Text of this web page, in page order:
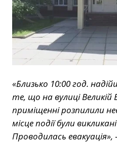
«Близько 10:00 год.
те, що на вулиці Великій
приміщенні розпилили
місце події були
Проводилась евакуація»,